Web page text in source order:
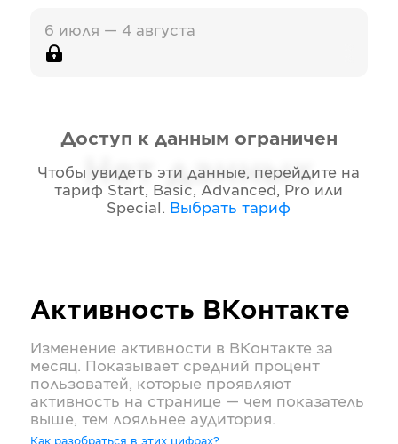
6 июля — 4 августа
Нет данных
Доступ к данным ограничен
Чтобы увидеть эти данные, перейдите на
тариф Start, Basic, Advanced, Pro или
Special . Выбрать тариф
Активность ВКонтакте
Изменение активности в ВКонтакте за
месяц. Показывает средний процент
пользоватей, которые проявляют
активность на странице — чем показатель
выше, тем лояльнее аудитория.
Как разобраться в этих цифрах?